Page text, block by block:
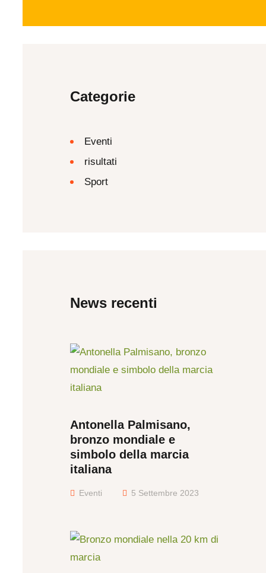
Categorie
Eventi
risultati
Sport
News recenti
Antonella Palmisano,
bronzo mondiale e
simbolo della marcia
italiana
Eventi 5 Settembre 2023